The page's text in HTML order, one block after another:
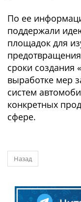
По ее
поддержали
площадок для
сроки создания
выработке мер
систем
конкретных
сфере.
Назад